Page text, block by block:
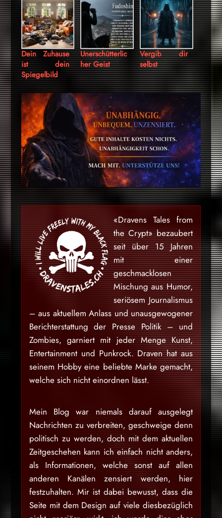
Dein Zuhause
ist dein
Spiegelbild
Unerschütterlic
her Geist
Vergib dir
selbst
«Dravens Tales from
the Crypt» bezaubert
seit über 15 Jahren
mit einer
geschmacklosen
Mischung aus Humor,
seriösem Journalismus
– aus aktuellem Anlass und unausgewogener
Berichterstattung der Presse Politik – und
Zombies, garniert mit jeder Menge Kunst,
Entertainment und Punkrock. Draven hat aus
seinem Hobby eine beliebte Marke gemacht,
welche sich nicht einordnen lässt.
Mein Blog war niemals darauf ausgelegt
Nachrichten zu verbreiten, geschweige denn
politisch zu werden, doch mit dem aktuellen
Zeitgeschehen kann ich einfach nicht anders,
als Informationen, welche sonst auf allen
anderen Kanälen zensiert werden, hier
festzuhalten. Mir ist dabei bewusst, dass die
Seite mit dem Design auf viele diesbezüglich